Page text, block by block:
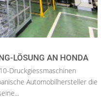
LÖSUNG AN HONDA
Druckgiessmaschinen
Automobilhersteller die